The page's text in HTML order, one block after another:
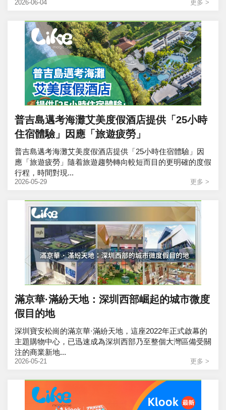
2026-06-04 更多 >
普吉島邁考海灘艾美度假酒店提供「25小時
住宿體驗」因應「旅遊疲勞」
普吉島邁考海灘艾美度假酒店提供「25小時住宿體驗」因
應「旅遊疲勞」隨着旅遊趨勢轉向較短而目的更明確的度假
行程，時間對現...
2026-05-29 更多 >
滿京華·滿紛天地：深圳西部崛起的城市微度
假目的地
深圳寶安松崗的滿京華·滿紛天地，這座2022年正式啟幕的
主題購物中心，已迅速成為深圳西部乃至整個大灣區備受關
注的商業新地...
2026-05-21 更多 >